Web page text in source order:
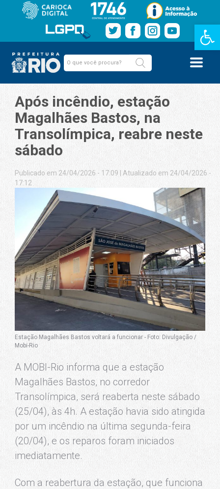
Barra de
Após incêndio, estação
Magalhães Bastos, na
Transolímpica, reabre neste
sábado
Publicado em 24/04/2026 - 17:09
Atualizado em 24/04/2026 -
17:12
Estação Magalhães Bastos voltará a funcionar - Foto: Divulgação /
Mobi-Rio
A MOBI-Rio informa que a estação
Magalhães Bastos, no corredor
Transolímpica, será reaberta neste sábado
(25/04), às 4h. A estação havia sido atingida
por um incêndio na última segunda-feira
(20/04), e os reparos foram iniciados
imediatamente.
Com a reabertura da estação, que funciona